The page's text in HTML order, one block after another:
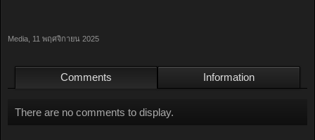
Media 11 พฤศจิกายน 2025
Comments Information
There are no comments to display.